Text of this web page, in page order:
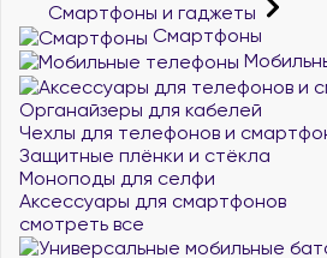
Смартфоны и гаджеты
Смартфоны
Органайзеры для кабелей
Чехлы для телефонов и
Защитные плёнки и стёкла
Моноподы для селфи
Аксессуары для смартфонов
смотреть все